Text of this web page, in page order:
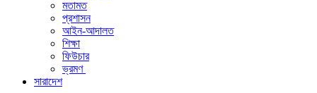
মতামত
প্রশাসন
আইন-আদালত
শিক্ষা
ফিউচার
ভ্রমণ
সারাদেশ